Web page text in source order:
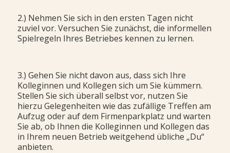
2.) Nehmen Sie sich in den ersten Tagen nicht
zuviel vor. Versuchen Sie zunächst, die informellen
Spielregeln Ihres Betriebes kennen zu lernen.
3.) Gehen Sie nicht davon aus, dass sich Ihre
Kolleginnen und Kollegen sich um Sie kümmern.
Stellen Sie sich überall selbst vor, nutzen Sie
hierzu Gelegenheiten wie das zufällige Treffen am
Aufzug oder auf dem Firmenparkplatz und warten
Sie ab, ob Ihnen die Kolleginnen und Kollegen das
in Ihrem neuen Betrieb weitgehend übliche „Du“
anbieten.